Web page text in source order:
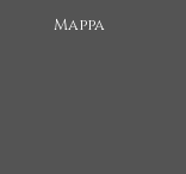
Mappa